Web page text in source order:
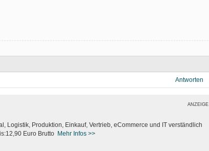
Antworten
ANZEIGE
Logistik, Produktion, Einkauf, Vertrieb, eCommerce und IT verständlich
Euro Brutto Mehr Infos>>